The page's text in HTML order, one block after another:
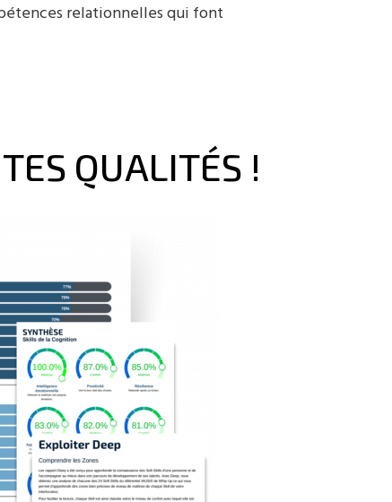
relationnelles qui font
QUALITÉS !